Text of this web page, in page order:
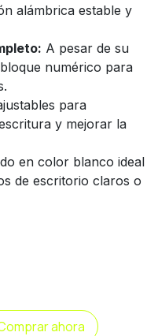
alámbrica estable y
A pesar de su
numérico para
para
y mejorar la
en color blanco ideal
de escritorio claros o
ahora